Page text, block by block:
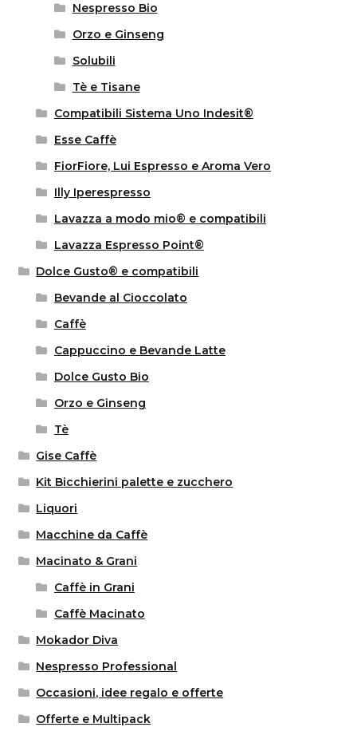
Nespresso Bio
Orzo e Ginseng
Solubili
Tè e Tisane
Compatibili Sistema Uno Indesit®
Esse Caffè
FiorFiore, Lui Espresso e Aroma Vero
Illy Iperespresso
Lavazza a modo mio® e compatibili
Lavazza Espresso Point®
Dolce Gusto® e compatibili
Bevande al Cioccolato
Caffè
Cappuccino e Bevande Latte
Dolce Gusto Bio
Orzo e Ginseng
Tè
Gise Caffè
Kit Bicchierini palette e zucchero
Liquori
Macchine da Caffè
Macinato & Grani
Caffè in Grani
Caffè Macinato
Mokador Diva
Nespresso Professional
Occasioni, idee regalo e offerte
Offerte e Multipack